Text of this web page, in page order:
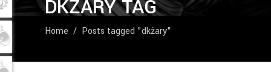
DKŻARY TAG
Home / Posts tagged "dkżary"